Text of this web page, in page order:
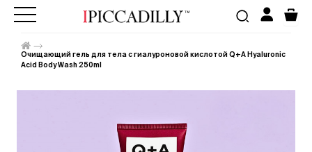
Очищающий гель для тела с гиалуроновой кислотой Q+A Hyaluronic
Acid Body Wash 250ml